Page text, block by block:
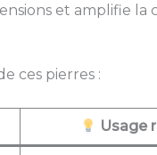
et amplifie la
ces pierres :
Usage